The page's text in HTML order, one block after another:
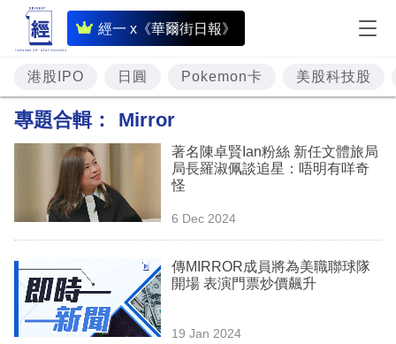
經一 x《華爾街日報》
即
時
財
經
投
資
理
港股IPO 日圓 Pokemon卡 美股科技股
專題合輯： Mirror
著名陳卓賢Ian粉絲 新任文體旅局
局長羅淑佩談追星：唔明有咩奇
怪
6 Dec 2024
傳MIRROR成員將為美職聯球隊
開場 表演門票炒價飆升
19 Jan 2024